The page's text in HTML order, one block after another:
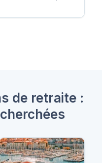
de retraite :